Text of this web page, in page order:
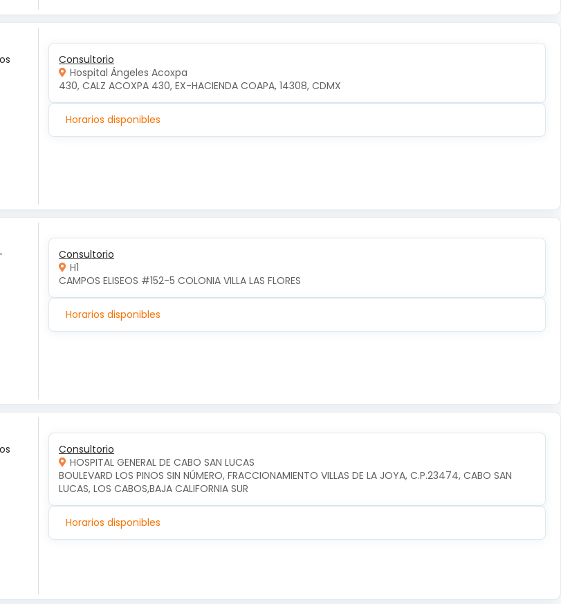
Consultorio
Hospital Ángeles Acoxpa
430, CALZ ACOXPA 430, EX-HACIENDA COAPA, 14308, CDMX
Horarios disponibles
Consultorio
H1
CAMPOS ELISEOS #152-5 COLONIA VILLA LAS FLORES
Horarios disponibles
Consultorio
HOSPITAL GENERAL DE CABO SAN LUCAS
BOULEVARD LOS PINOS SIN NÚMERO, FRACCIONAMIENTO VILLAS DE LA JOYA, C.P.23474, CABO SAN
LUCAS, LOS CABOS,BAJA CALIFORNIA SUR
Horarios disponibles